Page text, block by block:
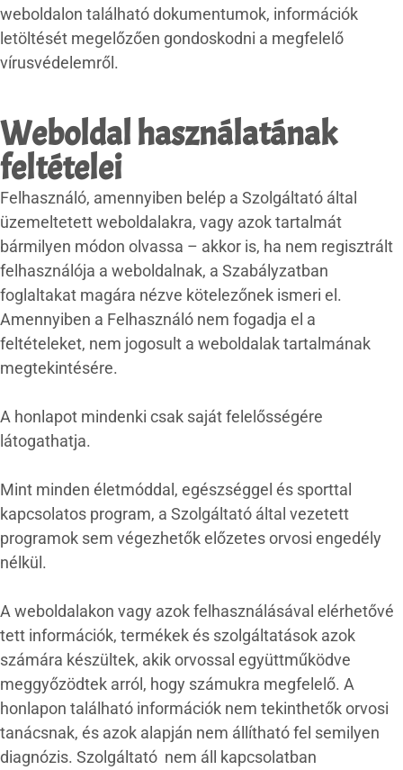
weboldalon található dokumentumok, információk
letöltését megelőzően gondoskodni a megfelelő
vírusvédelemről.
Weboldal használatának
feltételei
Felhasználó, amennyiben belép a Szolgáltató által
üzemeltetett weboldalakra, vagy azok tartalmát
bármilyen módon olvassa – akkor is, ha nem regisztrált
felhasználója a weboldalnak, a Szabályzatban
foglaltakat magára nézve kötelezőnek ismeri el.
Amennyiben a Felhasználó nem fogadja el a
feltételeket, nem jogosult a weboldalak tartalmának
megtekintésére.
A honlapot mindenki csak saját felelősségére
látogathatja.
Mint minden életmóddal, egészséggel és sporttal
kapcsolatos program, a Szolgáltató által vezetett
programok sem végezhetők előzetes orvosi engedély
nélkül.
A weboldalakon vagy azok felhasználásával elérhetővé
tett információk, termékek és szolgáltatások azok
számára készültek, akik orvossal együttműködve
meggyőzödtek arról, hogy számukra megfelelő. A
honlapon található információk nem tekinthetők orvosi
tanácsnak, és azok alapján nem állítható fel semilyen
diagnózis. Szolgáltató nem áll kapcsolatban